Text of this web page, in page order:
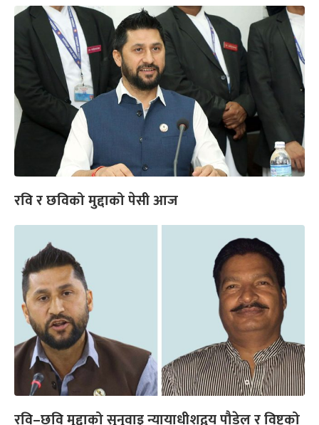
रवि र छविको मुद्दाको पेसी आज